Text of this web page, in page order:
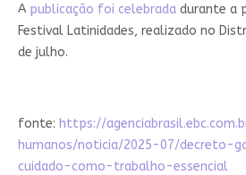
A publicação foi celebradadurante a
Festival Latinidades, realizado no
de julho.
fonte: https://
humanos/noticia/2025-07/decreto-
cuidado-como-trabalho-essencial